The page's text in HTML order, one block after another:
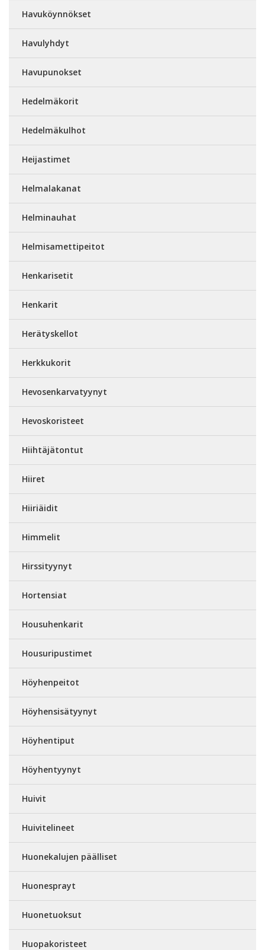
Havuköynnökset
Havulyhdyt
Havupunokset
Hedelmäkorit
Hedelmäkulhot
Heijastimet
Helmalakanat
Helminauhat
Helmisamettipeitot
Henkarisetit
Henkarit
Herätyskellot
Herkkukorit
Hevosenkarvatyynyt
Hevoskoristeet
Hiihtäjätontut
Hiiret
Hiiriäidit
Himmelit
Hirssityynyt
Hortensiat
Housuhenkarit
Housuripustimet
Höyhenpeitot
Höyhensisätyynyt
Höyhentiput
Höyhentyynyt
Huivit
Huivitelineet
Huonekalujen päälliset
Huonesprayt
Huonetuoksut
Huopakoristeet